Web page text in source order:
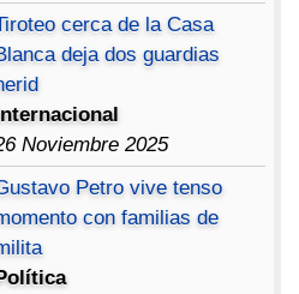
cerca de la Casa
deja dos guardias
Noviembre 2025
Petro vive tenso
con familias de